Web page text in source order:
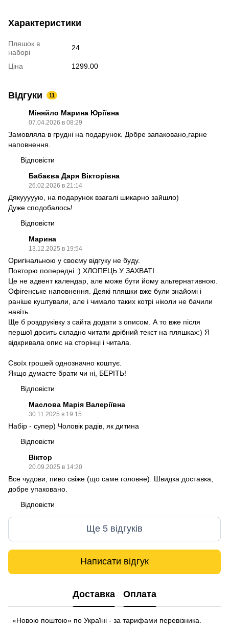
Характеристики
Пляшок в
наборі
24
Ціна 1299.00
Відгуки 11
Міняйло Марина Юріївна
07.04.2026 в 08:29
Замовляла в грудні на подарунок. Добре запаковано,гарне
наповнення.
Відповісти
Бабаєва Даря Вікторівна
26.02.2026 в 21:14
Дякууууую, на подарунок взагалі шикарно зайшло)
Дуже сподобалось!
Відповісти
Марина
13.12.2025 в 19:54
Оригінальною у своєму відгуку не буду.
Повторю попередні :) ХЛОПЕЦЬ У ЗАХВАТІ.
Це не адвент календар, але може бути йому альтернативною.
Офігенське наповнення. Деякі пляшки вже були знайомі і
раніше куштували, але і чимало таких котрі ніколи не бачили
навіть.
Ще б роздруківку з сайта додати з описом. А то вже після
першої досить складно читати дрібний текст на пляшках:) Я
відкривала опис на сторінці і читала.
Своїх грошей однозначно коштує.
Якщо думаєте брати чи ні, БЕРІТЬ!
Відповісти
Маслова Марія Валеріївна
30.11.2025 в 19:15
Набір - супер) Чоловік радів, як дитина
Відповісти
Віктор
20.09.2025 в 14:20
Все чудови, пиво свіже (що саме головне). Швидка доставка,
добре упаковано.
Відповісти
Ще 5 відгуків
Написати відгук
Доставка Оплата
«Новою поштою» по Україні - за тарифами перевізника.